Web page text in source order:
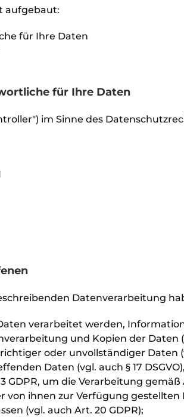
aufgebaut:
für Ihre Daten
für Ihre Daten
im Sinne des
Datenverarbeitung
verarbeitet werden,
und Kopien der Daten
oder unvollständiger Daten
Daten (vgl. auch § 17
GDPR, um die Verarbeitung gemäß
von ihnen zur Verfügung
(vgl. auch Art. 20 GDPR);